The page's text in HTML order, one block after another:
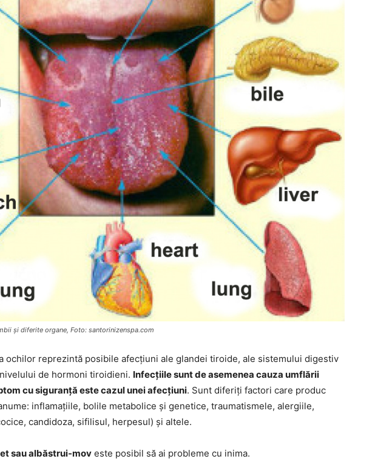
și diferite organe, Foto: santorinizenspa.com
ochilor reprezintă posibile afecțiuni ale glandei tiroide, ale sistemului digestiv
de hormoni tiroidieni. Infecțiile sunt de asemenea cauza umflării
cu siguranță este cazul unei afecțiuni. Sunt diferiți factori care produc
inflamațiile, bolile metabolice și genetice, traumatismele, alergiile,
candidoza, sifilisul, herpesul) și altele.
sau albăstrui-mov este posibil să ai probleme cu inima.